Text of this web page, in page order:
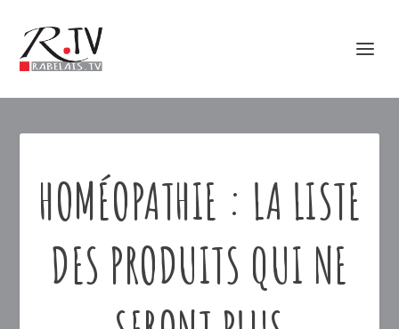
HOMÉOPATHIE : LA LISTE
DES PRODUITS QUI NE